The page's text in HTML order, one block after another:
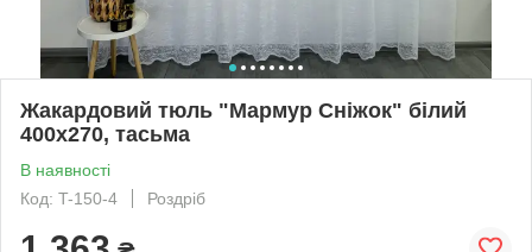
Жакардовий тюль "Мармур Сніжок" білий
400х270, тасьма
В наявності
Код: T-150-4
Роздріб